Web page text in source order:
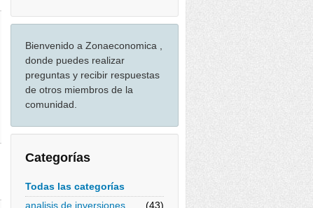
Bienvenido a Zonaeconomica ,
donde puedes realizar
preguntas y recibir respuestas
de otros miembros de la
comunidad.
Categorías
Todas las categorías
analisis de inversiones
(43)